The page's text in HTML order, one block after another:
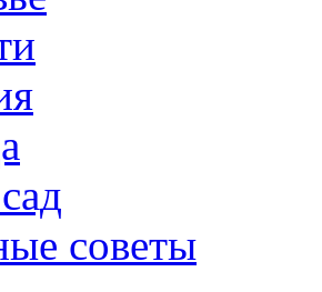
советы